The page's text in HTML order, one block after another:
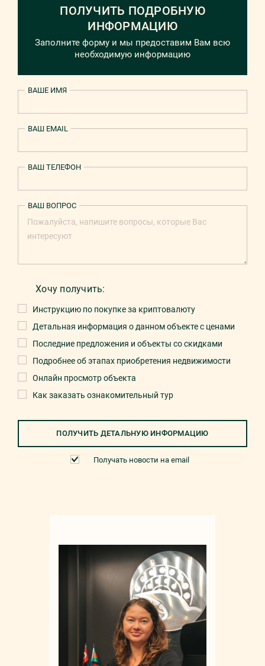
ПОЛУЧИТЬ ПОДРОБНУЮ
ИНФОРМАЦИЮ
Заполните форму и мы предоставим Вам всю
необходимую информацию
ВАШЕ ИМЯ
ВАШ EMAIL
ВАШ ТЕЛЕФОН
Хочу получить:
Инструкцию по покупке за криптовалюту
Детальная информация о данном объекте с ценами
Последние предложения и объекты со скидками
Подробнее об этапах приобретения недвижимости
Онлайн просмотр объекта
Как заказать ознакомительный тур
ВАШ ВОПРОС
ПОЛУЧИТЬ ДЕТАЛЬНУЮ ИНФОРМАЦИЮ
Получать новости на email